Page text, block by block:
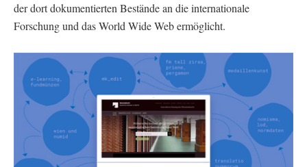
der dort dokumentierten Bestände an die internationale
Forschung und das World Wide Web ermöglicht.